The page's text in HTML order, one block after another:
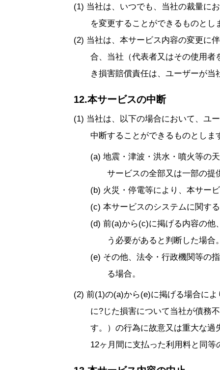
当社は、いつでも、当社の裁量に
を変更することができるものとし
当社は、本サービス内容の変更に
合、当社（代表者又はその使用
き損害賠償責任は、ユーザーが
12.本サービスの中断
当社は、以下の場合において、ユ
中断することができるものとしま
地震・津波・洪水・噴火等の
サービスの全部又は一部の提
火災・停電等により、本サー
本サービスのシステムに関す
前(a)から(c)に掲げる内容の他
う必要があると判断した場合
その他、法令・行政機関等の
る場合。
前(1)の(a)から(e)に掲げる場合に
に?じた損害について当社が債務
す。）の行為に故意又は重大な
12ヶ月間に支払った利用料と同